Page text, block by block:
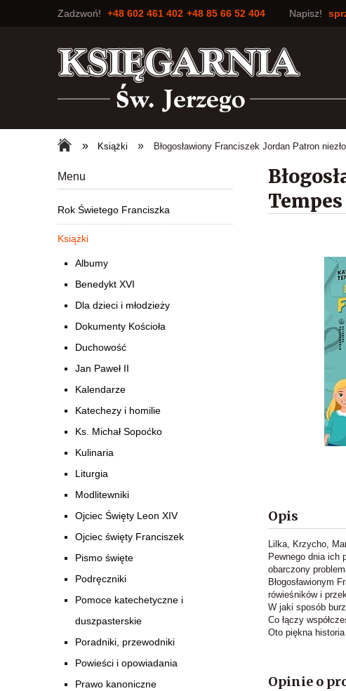
» Książki » Błogosławiony Franciszek Jordan Patron
Zadzwoń! +48 602 461 402 +48 85 66 52 404 Napisz!
Menu
Rok Świetego Franciszka
Książki
Albumy
Benedykt XVI
Dla dzieci i młodzieży
Dokumenty Kościoła
Duchowość
Jan Paweł II
Kalendarze
Katechezy i homilie
Ks. Michał Sopoćko
Kulinaria
Liturgia
Modlitewniki
Ojciec Święty Leon XIV
Ojciec święty Franciszek
Pismo święte
Podręczniki
Pomoce katechetyczne i
duszpasterskie
Poradniki, przewodniki
Powieści i opowiadania
Prawo kanoniczne
Tempes
Opis
Lilka, Krzycho,
Pewnego dnia ich
obarczony
Błogosławionym
rówieśników i
W jaki sposób
Co łączy
Oto piękna
Opinie o